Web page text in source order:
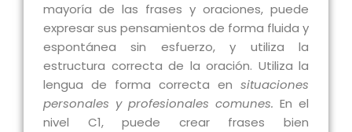
mayoría de las frases y oraciones, puede
expresar sus pensamientos de forma fluida y
espontánea sin esfuerzo, y utiliza la
estructura correcta de la oración. Utiliza la
lengua de forma correcta en situaciones
personales y profesionales comunes. En el
nivel C1, puede crear frases bien